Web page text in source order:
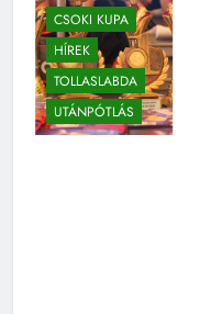
CSOKI KUPA
HÍREK
TOLLASLABDA
UTÁNPÓTLÁS